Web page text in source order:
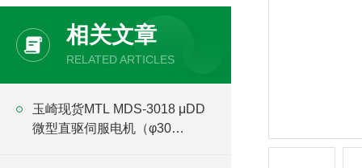
相关文章
RELATED ARTICLES
玉崎现货MTL MDS-3018 μDD
微型直驱伺服电机（φ30